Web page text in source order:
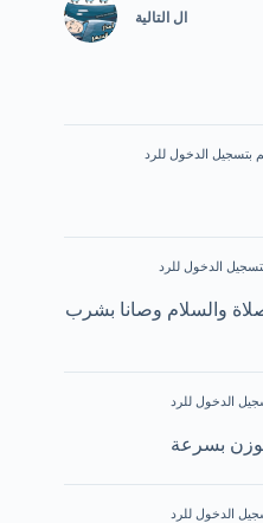
ال التالية
بتسجيل الدخول للرد
الدخول للرد
والسلام وصانا بشرب
الدخول للرد
بسرعة
الدخول للرد